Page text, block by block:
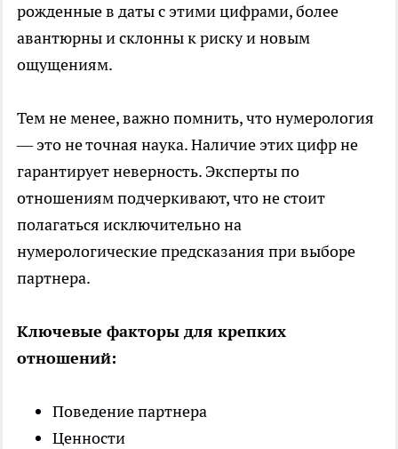
рожденные в даты с этими цифрами, более
авантюрны и склонны к риску и новым
ощущениям.
Тем не менее, важно помнить, что нумерология
— это не точная наука. Наличие этих цифр не
гарантирует неверность. Эксперты по
отношениям подчеркивают, что не стоит
полагаться исключительно на
нумерологические предсказания при выборе
партнера.
Ключевые факторы для крепких
отношений:
Поведение партнера
Ценности